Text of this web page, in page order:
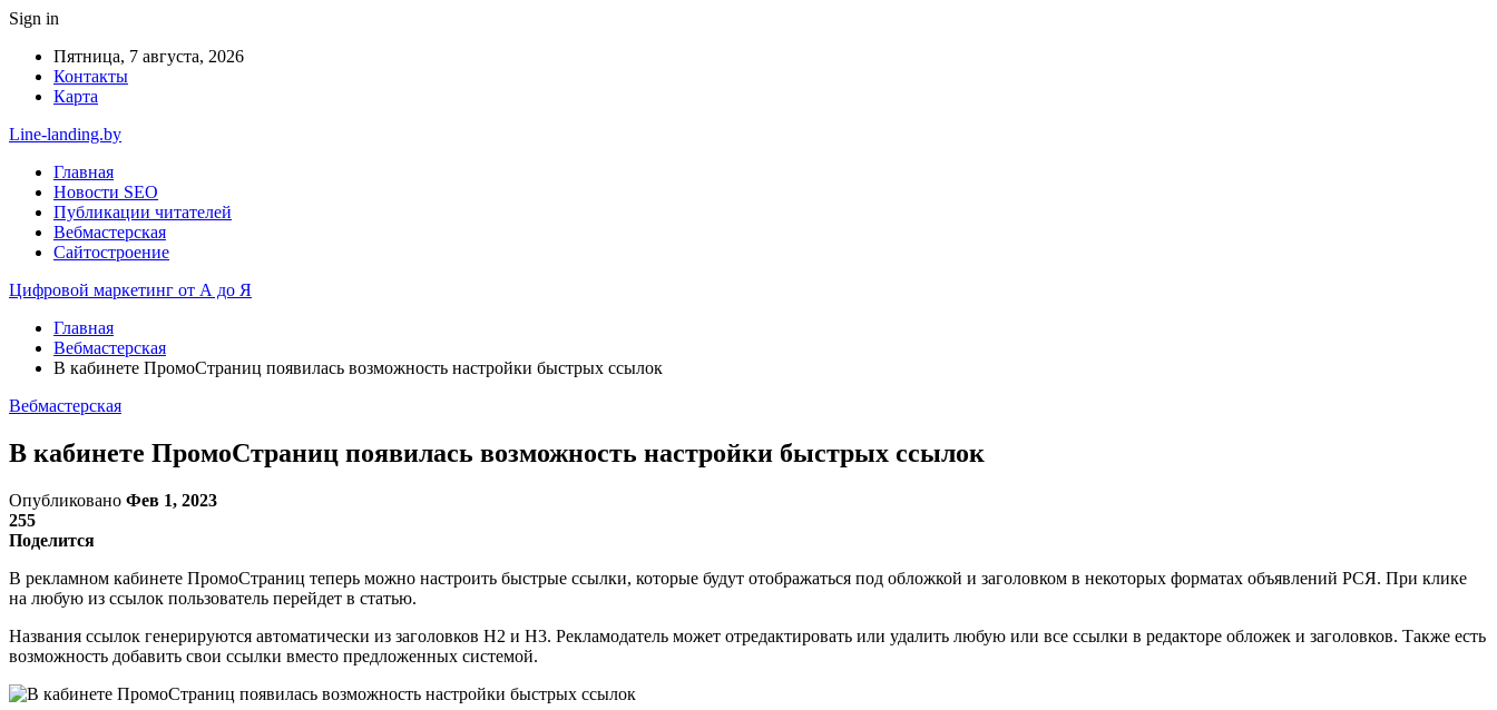
Sign in
Пятница, 7 августа, 2026
Контакты
Карта
Line-landing.by
Главная
Новости SEO
Публикации читателей
Вебмастерская
Сайтостроение
Цифровой маркетинг от А до Я
Главная
Вебмастерская
В кабинете ПромоСтраниц появилась возможность настройки быстрых ссылок
Вебмастерская
В кабинете ПромоСтраниц появилась возможность настройки быстрых ссылок
Опубликовано Фев 1, 2023
255
Поделится
В рекламном кабинете ПромоСтраниц теперь можно настроить быстрые ссылки, которые будут отображаться под обложкой и заголовком в некоторых форматах объявлений РСЯ. При клике
на любую из ссылок пользователь перейдет в статью.
Названия ссылок генерируются автоматически из заголовков Н2 и Н3. Рекламодатель может отредактировать или удалить любую или все ссылки в редакторе обложек и заголовков. Также есть
возможность добавить свои ссылки вместо предложенных системой.